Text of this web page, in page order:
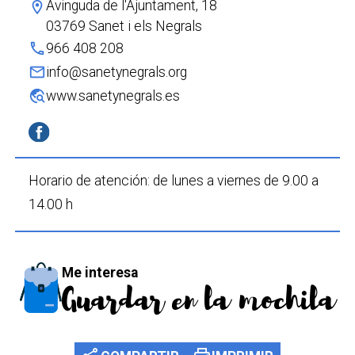
location_onAvinguda de l'Ajuntament, 18
03769 Sanet i els Negrals
phone966 408 208
mailinfo@sanetynegrals.org
travel_explorewww.sanetynegrals.es
Horario de atención: de lunes a viernes de 9.00 a
14.00 h
Me interesa
Guardar en la mochila